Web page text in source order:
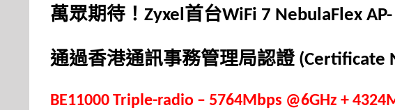
萬眾期待！ Zyxel首台WiFi 7 NebulaFlex AP-
通過香港通訊事務管理局認證(Certificate
BE11000 Triple-radio – 5764Mbps @6GHz +